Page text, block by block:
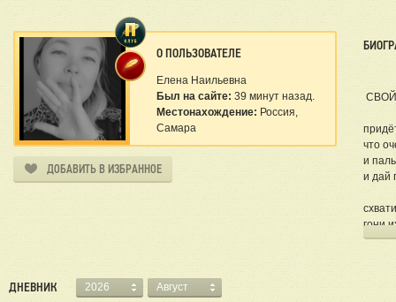
О ПОЛЬЗОВАТЕЛЕ
Елена Наильевна
Был на сайте: 39 минут назад.
Местонахождение: Россия,
Самара
ДОБАВИТЬ В ИЗБРАННОЕ
что
и
и дай
гони
и
ДНЕВНИК 2026 Август